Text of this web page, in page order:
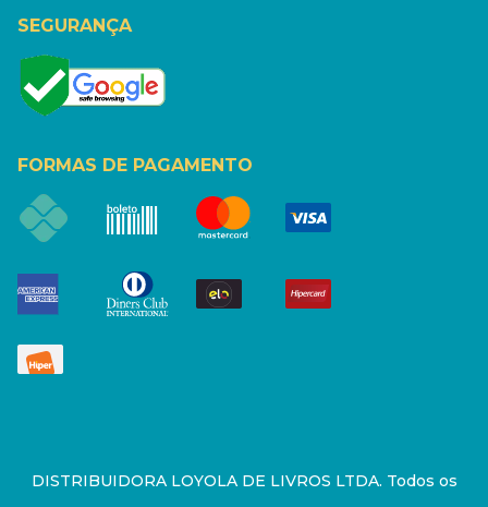
SEGURANÇA
FORMAS DE PAGAMENTO
DISTRIBUIDORA LOYOLA DE LIVROS LTDA. Todos os